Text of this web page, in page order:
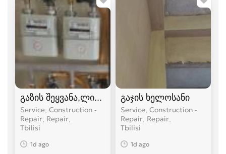
გაზის შეყვანა,ლიცენზირებული კომპანია
Service, Construction -
Repair, Repair
Tbilisi
1d ago
გაჯის ხელოსანი
Service, Construction -
Repair, Repair
Tbilisi
1d ago